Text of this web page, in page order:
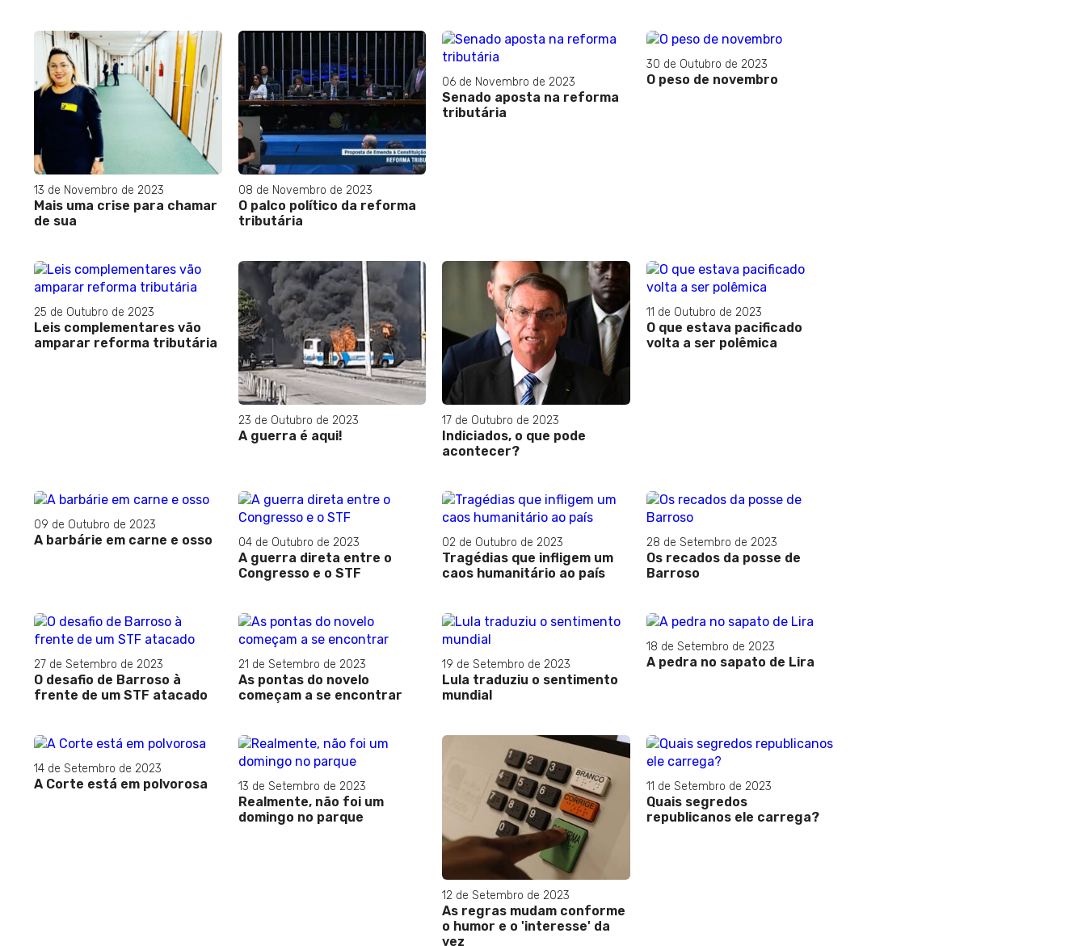
13 de Novembro de 2023
Mais uma crise para chamar
de sua
08 de Novembro de 2023
O palco político da reforma
tributária
06 de Novembro de 2023
Senado aposta na reforma
tributária
30 de Outubro de 2023
O peso de novembro
25 de Outubro de 2023
Leis complementares vão
amparar reforma tributária
23 de Outubro de 2023
A guerra é aqui!
17 de Outubro de 2023
Indiciados, o que pode
acontecer?
11 de Outubro de 2023
O que estava pacificado
volta a ser polêmica
09 de Outubro de 2023
A barbárie em carne e osso 04 de Outubro de 2023
A guerra direta entre o
Congresso e o STF
02 de Outubro de 2023
Tragédias que infligem um
caos humanitário ao país
28 de Setembro de 2023
Os recados da posse de
Barroso
27 de Setembro de 2023
O desafio de Barroso à
frente de um STF atacado
21 de Setembro de 2023
As pontas do novelo
começam a se encontrar
19 de Setembro de 2023
Lula traduziu o sentimento
mundial
18 de Setembro de 2023
A pedra no sapato de Lira
14 de Setembro de 2023
A Corte está em polvorosa 13 de Setembro de 2023
Realmente, não foi um
domingo no parque
12 de Setembro de 2023
As regras mudam conforme
o humor e o 'interesse' da
vez
11 de Setembro de 2023
Quais segredos
republicanos ele carrega?